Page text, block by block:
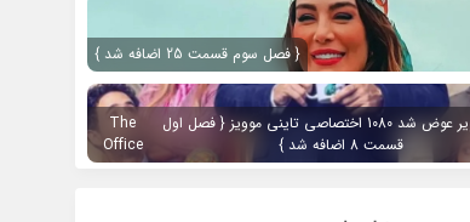
{ فصل سوم قسمت 25 اضافه شد }
تگ تصویر عوض شد 1080 اختصاصی تاینی موویز { فصل اول
قسمت 8 اضافه شد }
The
Office